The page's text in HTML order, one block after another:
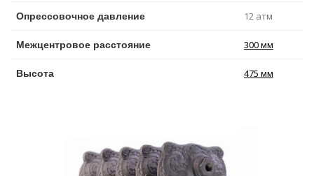
Опрессовочное давление 12 атм
Межцентровое расстояние 300 мм
Высота 475 мм